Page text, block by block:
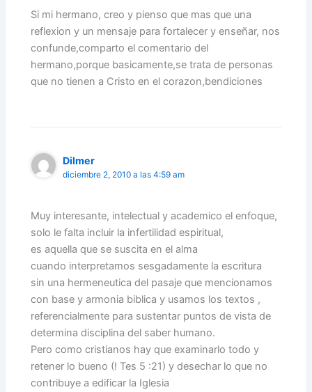
Si mi hermano, creo y pienso que mas que una
reflexion y un mensaje para fortalecer y enseñar, nos
confunde,comparto el comentario del
hermano,porque basicamente,se trata de personas
que no tienen a Cristo en el corazon,bendiciones
Dilmer
diciembre 2, 2010 a las 4:59 am
Muy interesante, intelectual y academico el enfoque,
solo le falta incluir la infertilidad espiritual,
es aquella que se suscita en el alma
cuando interpretamos sesgadamente la escritura
sin una hermeneutica del pasaje que mencionamos
con base y armonia biblica y usamos los textos ,
referencialmente para sustentar puntos de vista de
determina disciplina del saber humano.
Pero como cristianos hay que examinarlo todo y
retener lo bueno (! Tes 5 :21) y desechar lo que no
contribuye a edificar la Iglesia